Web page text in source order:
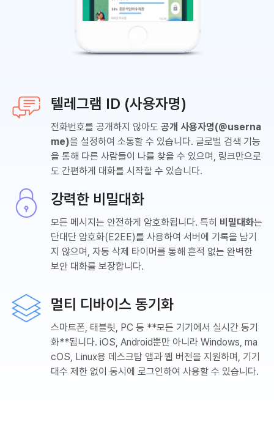
텔레그램 ID (사용자명)
전화번호를 공개하지 않아도 공개 사용자명(@userna
me)을 설정하여 소통할 수 있습니다. 글로벌 검색 기능
을 통해 다른 사람들이 나를 찾을 수 있으며, 링크만으로
도 간편하게 대화를 시작할 수 있습니다.
강력한 비밀대화
모든 메시지는 안전하게 암호화됩니다. 특히 비밀대화는
단대단 암호화(E2EE)를 사용하여 서버에 기록을 남기
지 않으며, 자동 삭제 타이머를 통해 흔적 없는 완벽한
보안 대화를 보장합니다.
멀티 디바이스 동기화
스마트폰, 태블릿, PC 등 **모든 기기에서 실시간 동기
화**됩니다. iOS, Android뿐만 아니라 Windows, ma
cOS, Linux용 데스크탑 앱과 웹 버전을 지원하며, 기기
대수 제한 없이 동시에 로그인하여 사용할 수 있습니다.